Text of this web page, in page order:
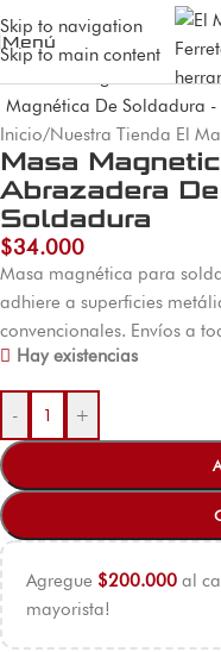
Skip to navigation
Skip to main content
Menú
Inicio/Nuestra Tienda El
Masa
Abrazadera
Soldadura
$34.000
Masa magnética para
adhiere a superficies
convencionales. Envíos a
Hay existencias
- +
Agregue $200.000 al
mayorista!